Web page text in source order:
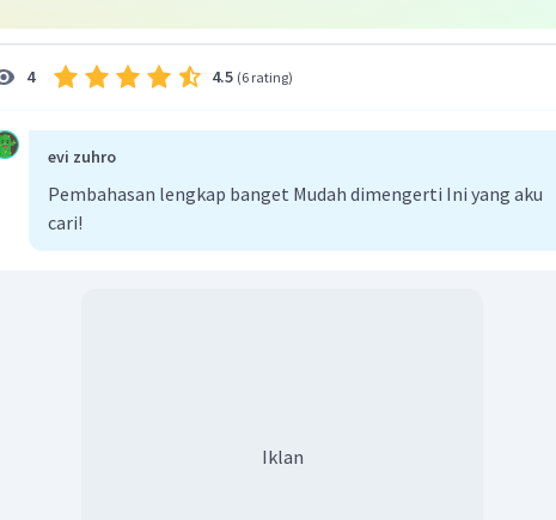
4 4.5 (6 rating)
evi zuhro
Pembahasan lengkap banget Mudah dimengerti Ini yang aku
cari!
Iklan